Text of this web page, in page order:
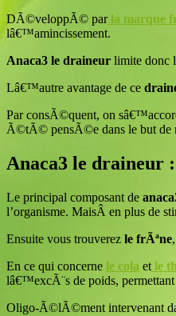
DÃ©veloppÃ© par la marque
lâ€™amincissement.
Anaca3 le draineur limite donc
Lâ€™autre avantage de ce
Par consÃ©quent, on
Ã©tÃ© pensÃ©e dans le but de
Anaca3 le draineur
Le principal composant de
l’organisme. MaisÂ en plus de
Ensuite vous trouverez le frÃªne
En ce qui concerne le cola et le
lâ€™excÃ¨s de poids,
Oligo-Ã©lÃ©ment intervenant